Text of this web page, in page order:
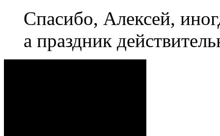
Спасибо, Алексей,
а праздник